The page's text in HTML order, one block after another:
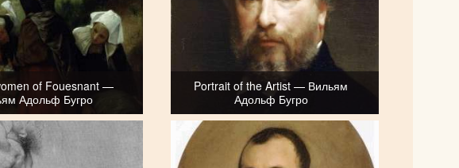
of Fouesnant —
Адольф Бугро
Portrait of the Artist — Вильям
Адольф Бугро